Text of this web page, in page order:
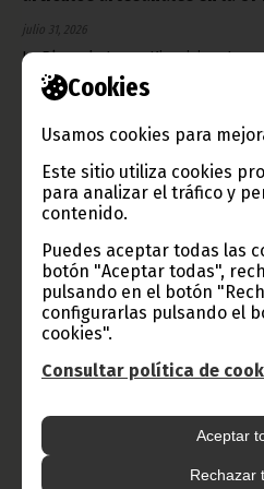
Cookies
Usamos cookies para
Este sitio utiliza cookies
para analizar el tráfico y
contenido.
Puedes aceptar todas las
botón "Aceptar todas",
pulsando en el botón
configurarlas pulsando el
cookies".
Consultar política de
Aceptar
Rechazar
julio 31, 2026
La Plaza de Largo Kinaxixi en
mañana de este viernes 31 de
exposición de artículos
Obiang, durante su visita al país.
Noticias Gobierno Presidencia África